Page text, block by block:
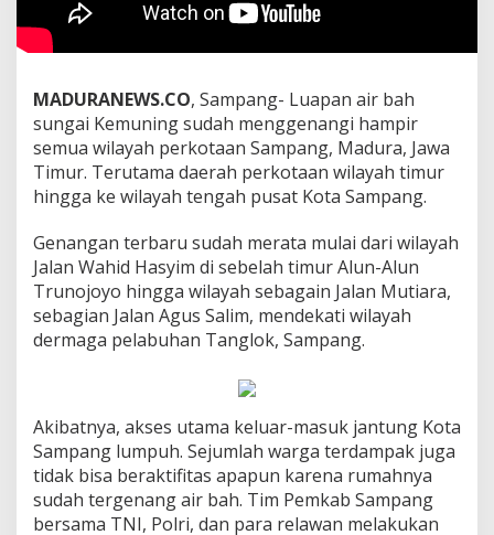
MADURANEWS.CO, Sampang- Luapan air bah
sungai Kemuning sudah menggenangi hampir
semua wilayah perkotaan Sampang, Madura, Jawa
Timur. Terutama daerah perkotaan wilayah timur
hingga ke wilayah tengah pusat Kota Sampang.
Genangan terbaru sudah merata mulai dari wilayah
Jalan Wahid Hasyim di sebelah timur Alun-Alun
Trunojoyo hingga wilayah sebagain Jalan Mutiara,
sebagian Jalan Agus Salim, mendekati wilayah
dermaga pelabuhan Tanglok, Sampang.
Akibatnya, akses utama keluar-masuk jantung Kota
Sampang lumpuh. Sejumlah warga terdampak juga
tidak bisa beraktifitas apapun karena rumahnya
sudah tergenang air bah. Tim Pemkab Sampang
bersama TNI, Polri, dan para relawan melakukan